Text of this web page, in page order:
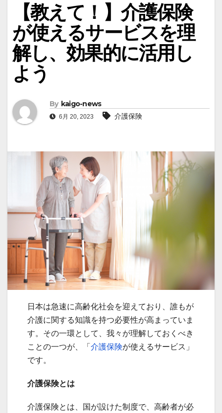
【教えて！】介護保険
が使えるサービスを理
解し、効果的に活用し
よう
By kaigo-news
6月 20, 2023 介護保険
日本は急速に高齢化社会を迎えており、誰もが
介護に関する知識を持つ必要性が高まっていま
す。その一環として、我々が理解しておくべき
ことの一つが、「 介護保険が使えるサービス」
です。
介護保険とは
介護保険とは、国が設けた制度で、高齢者が必